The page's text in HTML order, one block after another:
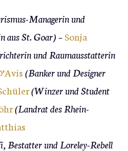
Managerin und
aus St. Goar) – Sonja
und Raumausstatterin
(Banker und Designer
(Winzer und Student
(Landrat des Rhein-
Bestatter und Loreley-Rebell